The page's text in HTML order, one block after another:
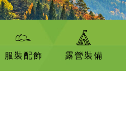
服裝配飾 露營裝備